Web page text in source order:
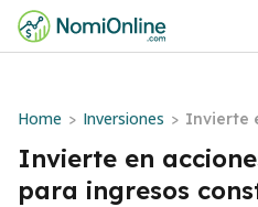
Home > Inversiones > Invierte
para
Invierte en
para ingresos